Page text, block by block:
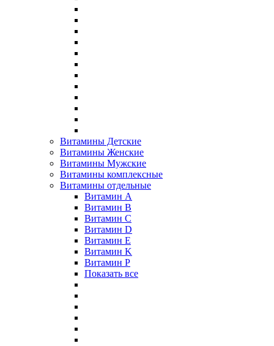
Витамины Детские
Витамины Женские
Витамины Мужские
Витамины комплексные
Витамины отдельные
Витамин A
Витамин B
Витамин C
Витамин D
Витамин E
Витамин K
Витамин P
Показать все